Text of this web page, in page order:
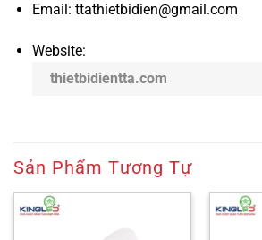
Email: ttathietbidien@gmail.com
Website:
thietbidientta.com
Sản Phẩm Tương Tự